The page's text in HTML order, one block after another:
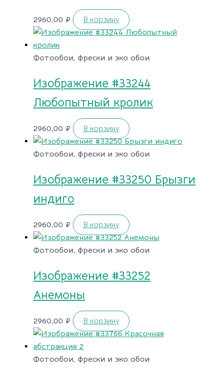
2960,00 ₽ В корзину
Фотообои, фрески и эко обои
Изображение #33244
Любопытный кролик
2960,00 ₽ В корзину
Фотообои, фрески и эко обои
Изображение #33250 Брызги
индиго
2960,00 ₽ В корзину
Фотообои, фрески и эко обои
Изображение #33252
Анемоны
2960,00 ₽ В корзину
Фотообои, фрески и эко обои